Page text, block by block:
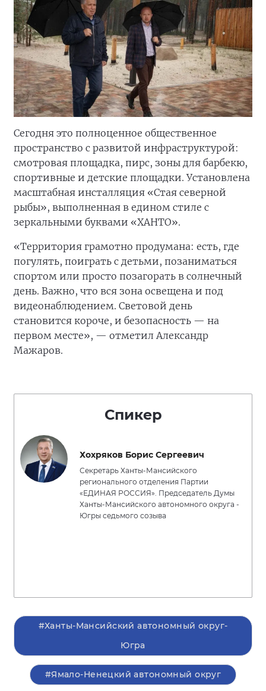
Сегодня это полноценное общественное
пространство с развитой инфраструктурой:
смотровая площадка, пирс, зоны для барбекю,
спортивные и детские площадки. Установлена
масштабная инсталляция «Стая северной
рыбы», выполненная в едином стиле с
зеркальными буквами «ХАНТО».
«Территория грамотно продумана: есть, где
погулять, поиграть с детьми, позаниматься
спортом или просто позагорать в солнечный
день. Важно, что вся зона освещена и под
видеонаблюдением. Световой день
становится короче, и безопасность — на
первом месте», — отметил Александр
Мажаров.
Спикер
Хохряков Борис Сергеевич
Секретарь Ханты-Мансийского
регионального отделения Партии
«ЕДИНАЯ РОССИЯ». Председатель Думы
Ханты-Мансийского автономного округа -
Югры седьмого созыва
#Ханты-Мансийский автономный округ-
Югра
#Ямало-Ненецкий автономный округ